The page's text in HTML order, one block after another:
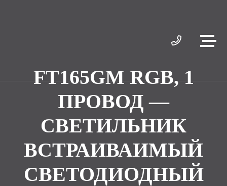
FT165GM RGB, 1
ПРОВОД —
СВЕТИЛЬНИК
ВСТРАИВАИМЫЙ
СВЕТОДИОДНЫЙ